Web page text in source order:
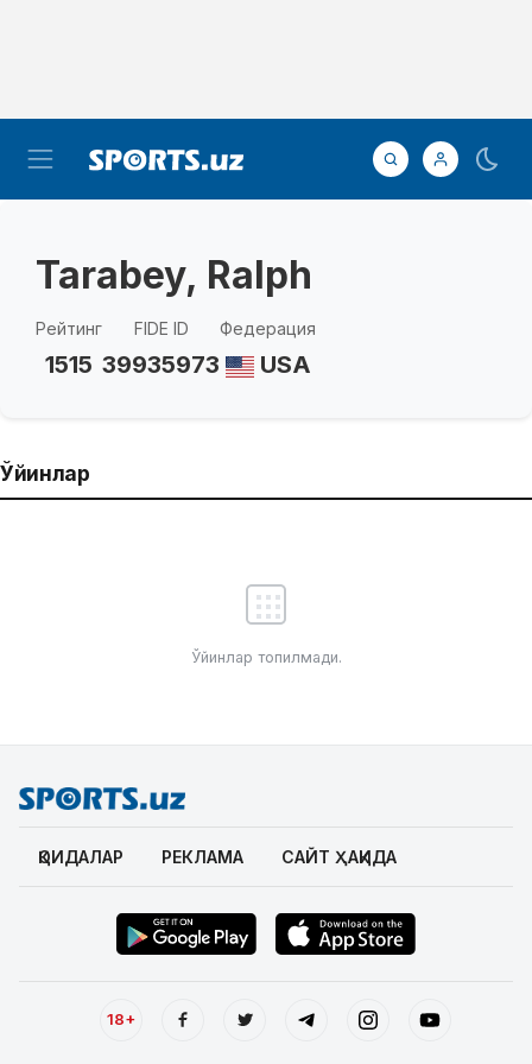
Tarabey, Ralph
Рейтинг
1515
FIDE ID
39935973
Федерация
USA
Ўйинлар
Ўйинлар топилмади.
ҚОИДАЛАР РЕКЛАМА САЙТ ҲАҚИДА
18+